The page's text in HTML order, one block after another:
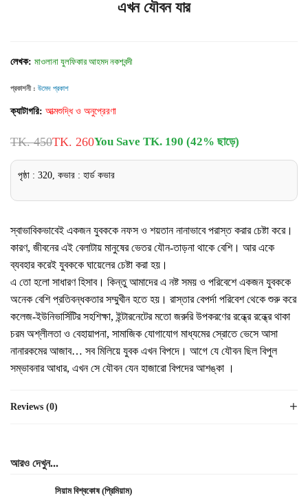
এখন যৌবন যার
লেখক: মাওলানা যুলফিকার আহমদ নকশবন্দী
প্রকাশনী : উমেদ প্রকাশ
ক্যাটাগরি: আত্মশুদ্ধি ও অনুপ্রেরণা
TK. 450TK. 260You Save TK. 190 (42% ছাড়ে)
পৃষ্ঠা : 320, কভার : হার্ড কভার
স্বাভাবিকভাবেই একজন যুবককে নফস ও শয়তান নানাভাবে পরাস্ত করার চেষ্টা করে।
কারণ, জীবনের এই বেলাটায় মানুষের ভেতর যৌন-তাড়না থাকে বেশি। আর একে
ব্যবহার করেই যুবককে ঘায়েলের চেষ্টা করা হয়।
এ তো হলো সাধারণ হিসাব। কিন্তু আমাদের এ নষ্ট সময় ও পরিবেশে একজন যুবককে
অনেক বেশি প্রতিবন্ধকতার সম্মুখীন হতে হয়। রাস্তার বেপর্দা পরিবেশ থেকে শুরু করে
কলেজ-ইউনিভার্সিটির সহশিক্ষা, ইন্টারনেটের মতো জরুরি উপকরণের রন্ধ্রে রন্ধ্রে থাকা
চরম অশ্লীলতা ও বেহায়াপনা, সামাজিক যোগাযোগ মাধ্যমের স্রোতে ভেসে আসা
নানারকমের আজাব… সব মিলিয়ে যুবক এখন বিপদে। আগে যে যৌবন ছিল বিপুল
সম্ভাবনার আধার, এখন সে যৌবন যেন হাজারো বিপদের আশঙ্কা ।
Reviews (0)
আরও দেখুন...
সিয়াম বিশ্বকোষ (প্রিমিয়াম)